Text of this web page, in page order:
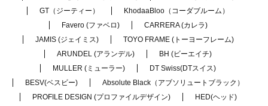
GT（ジーティー）
KhodaaBloo（コーダブルーム）
Favero (ファベロ)
CARRERA (カレラ)
JAMIS (ジェイミス)
TOYO FRAME (トーヨーフレーム)
ARUNDEL (アランデル)
BH (ビーエイチ)
MULLER (ミューラー)
DT Swiss(DTスイス)
BESV(ベスビー)
Absolute Black（アブソリュートブラック）
PROFILE DESIGN (プロファイルデザイン)
HED(ヘッド)